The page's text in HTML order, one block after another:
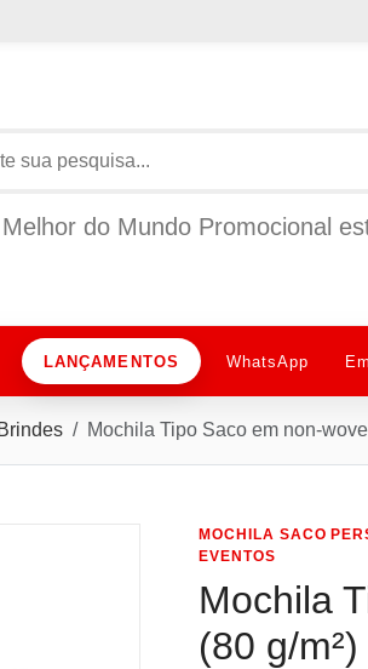
do Mundo Promocional
LANÇAMENTOS WhatsApp
Brindes Mochila Tipo Saco em non-
MOCHILA SACO
EVENTOS
Mochila
(80 g/